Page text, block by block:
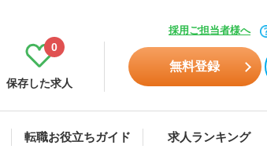
採用ご担当者様へ
保存した求人
0
無料登録
転職お役立ちガイド 求人ランキング